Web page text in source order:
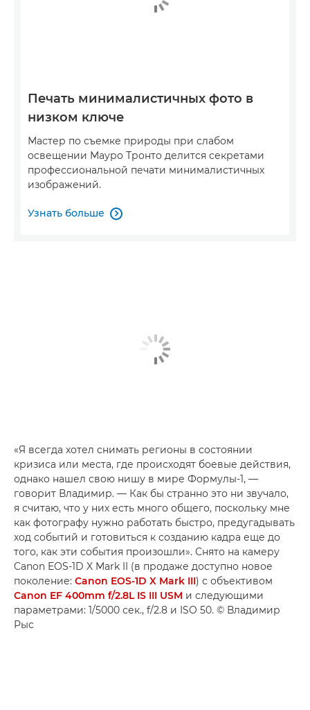
Печать минималистичных фото в
низком ключе
Мастер по съемке природы при слабом
освещении Мауро Тронто делится секретами
профессиональной печати минималистичных
изображений.
Узнать больше 
«Я всегда хотел снимать регионы в состоянии
кризиса или места, где происходят боевые действия,
однако нашел свою нишу в мире Формулы-1, —
говорит Владимир. — Как бы странно это ни звучало,
я считаю, что у них есть много общего, поскольку мне
как фотографу нужно работать быстро, предугадывать
ход событий и готовиться к созданию кадра еще до
того, как эти события произошли». Снято на камеру
Canon EOS-1D X Mark II (в продаже доступно новое
поколение: Canon EOS-1D X Mark III) с объективом
Canon EF 400mm f/2.8L IS III USM и следующими
параметрами: 1/5000 сек., f/2.8 и ISO 50. © Владимир
Рыс